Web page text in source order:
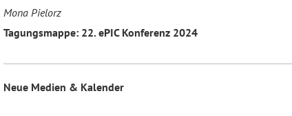
Mona Pielorz
Tagungsmappe: 22. ePIC Konferenz 2024
Neue Medien & Kalender